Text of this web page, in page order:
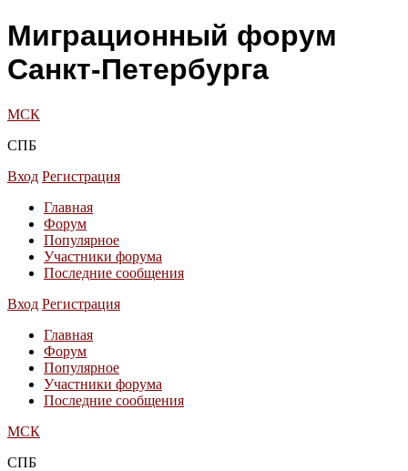
Миграционный форум
Санкт-Петербурга
МСК
СПБ
Вход Регистрация
Главная
Форум
Популярное
Участники форума
Последние сообщения
Вход Регистрация
Главная
Форум
Популярное
Участники форума
Последние сообщения
МСК
СПБ